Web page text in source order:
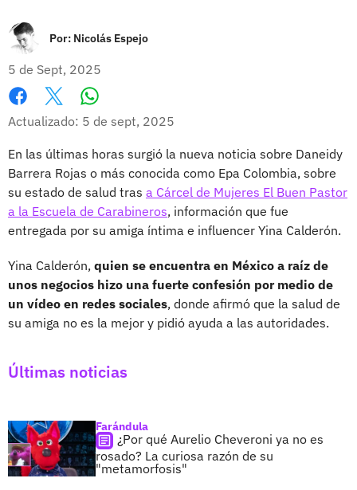
Por: Nicolás Espejo
5 de Sept, 2025
Facebook
X
Actualizado: 5 de sept, 2025
En las últimas horas surgió la nueva noticia sobre Daneidy
Barrera Rojas o más conocida como Epa Colombia, sobre
su estado de salud tras a Cárcel de Mujeres El Buen Pastor
a la Escuela de Carabineros, información que fue
entregada por su amiga íntima e influencer Yina Calderón.
Yina Calderón, quien se encuentra en México a raíz de
unos negocios hizo una fuerte confesión por medio de
un vídeo en redes sociales, donde afirmó que la salud de
su amiga no es la mejor y pidió ayuda a las autoridades.
Últimas noticias
Farándula
¿Por qué Aurelio Cheveroni ya no es
rosado? La curiosa razón de su
"metamorfosis"